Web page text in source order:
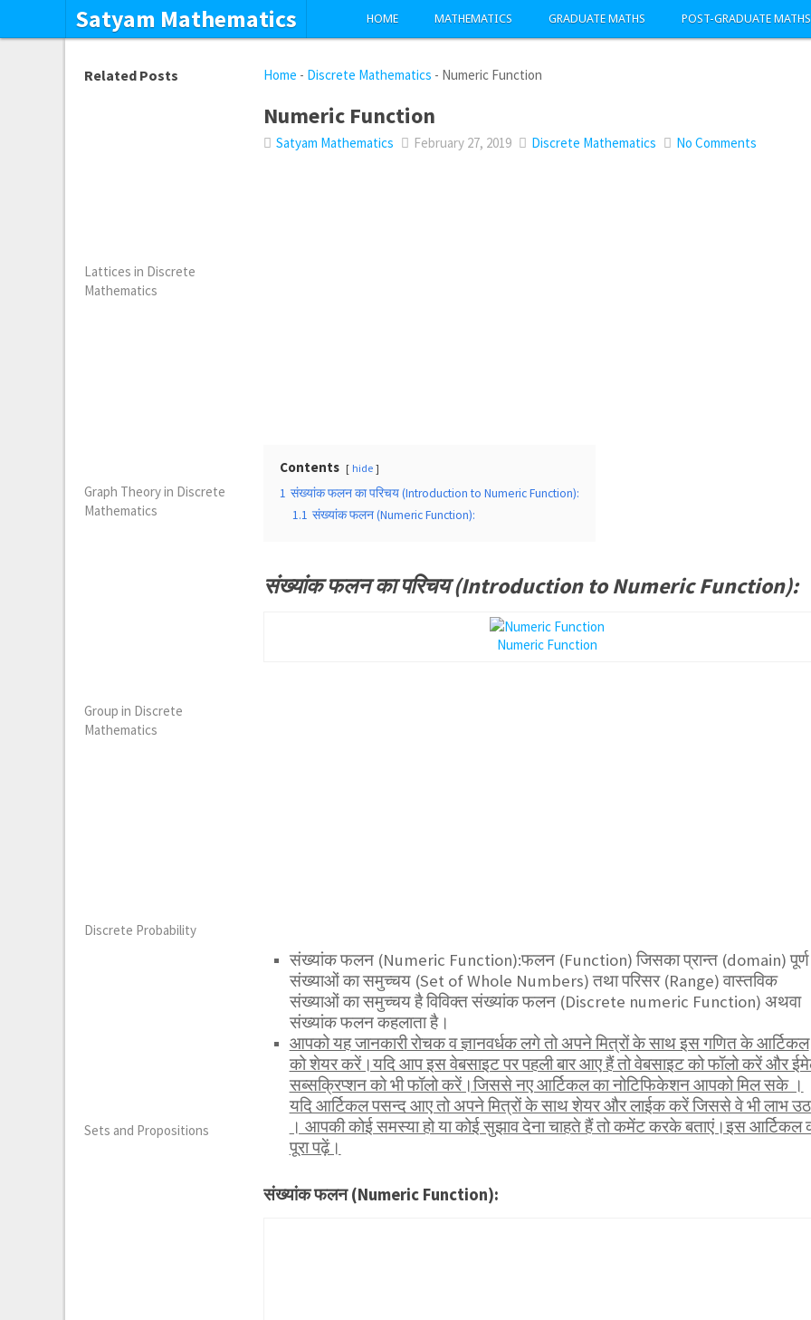
Satyam Mathematics HOME MATHEMATICS GRADUATE MATHS POST-GRADUATE MATHS
Home - Discrete Mathematics - Numeric Function
Numeric Function
Satyam Mathematics February 27, 2019 Discrete Mathematics No Comments
Contents hide
1 संख्यांक फलन का परिचय (Introduction to Numeric Function):
1.1 संख्यांक फलन (Numeric Function):
संख्यांक फलन का परिचय (Introduction to Numeric Function):
Numeric Function
संख्यांक फलन (Numeric Function):फलन (Function) जिसका प्रान्त (domain) पूर्ण
संख्याओं का समुच्चय (Set of Whole Numbers) तथा परिसर (Range) वास्तविक
संख्याओं का समुच्चय है विविक्त संख्यांक फलन (Discrete numeric Function) अथवा
संख्यांक फलन कहलाता है।
आपको यह जानकारी रोचक व ज्ञानवर्धक लगे तो अपने मित्रों के साथ इस गणित के आर्टिकल
को शेयर करें।यदि आप इस वेबसाइट पर पहली बार आए हैं तो वेबसाइट को फॉलो करें और
सब्सक्रिप्शन को भी फॉलो करें।जिससे नए आर्टिकल का नोटिफिकेशन आपको मिल सके ।
यदि आर्टिकल पसन्द आए तो अपने मित्रों के साथ शेयर और लाईक करें जिससे वे भी लाभ
। आपकी कोई समस्या हो या कोई सुझाव देना चाहते हैं तो कमेंट करके बताएं।इस आर्टिकल
पूरा पढ़ें।
संख्यांक फलन (Numeric Function):
Related Posts
Lattices in Discrete
Mathematics
Graph Theory in Discrete
Mathematics
Group in Discrete
Mathematics
Discrete Probability
Sets and Propositions